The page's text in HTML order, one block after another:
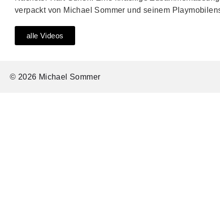
verpackt von Michael Sommer und seinem
alle Videos
© 2026 Michael Sommer